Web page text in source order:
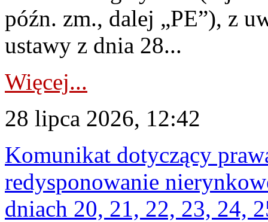
późn. zm., dalej „PE”), z
ustawy z dnia 28...
Więcej...
28 lipca 2026, 12:42
Komunikat dotyczący
redysponowanie
dniach 20, 21, 22, 23, 24,